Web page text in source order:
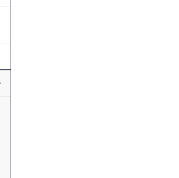
Undermeny för Aktuellt